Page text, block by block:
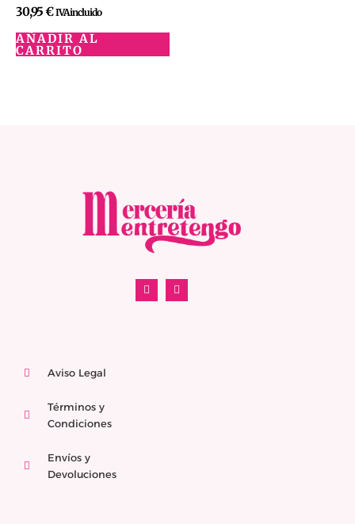
30,95€IVA incluido
AÑADIR AL
CARRITO
Aviso Legal
Términos y
Condiciones
Envíos y
Devoluciones